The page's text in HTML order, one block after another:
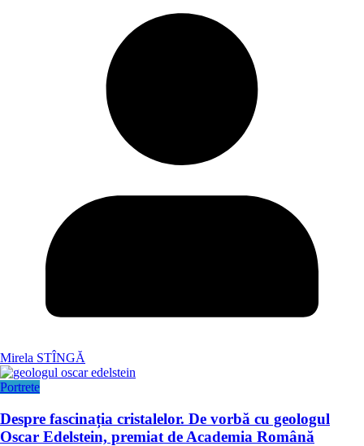
Mirela STÎNGĂ
Portrete
Despre fascinația cristalelor. De vorbă cu geologul
Oscar Edelstein, premiat de Academia Română